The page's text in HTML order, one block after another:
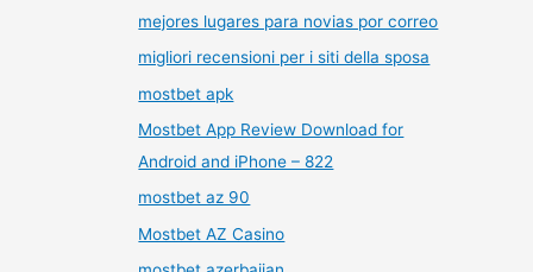
mejores lugares para novias por correo
migliori recensioni per i siti della sposa
mostbet apk
Mostbet App Review Download for
Android and iPhone – 822
mostbet az 90
Mostbet AZ Casino